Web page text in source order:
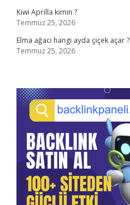
Kiwi Aprilla kimin ?
Temmuz 25, 2026
Elma ağacı hangi ayda çiçek açar ?
Temmuz 25, 2026